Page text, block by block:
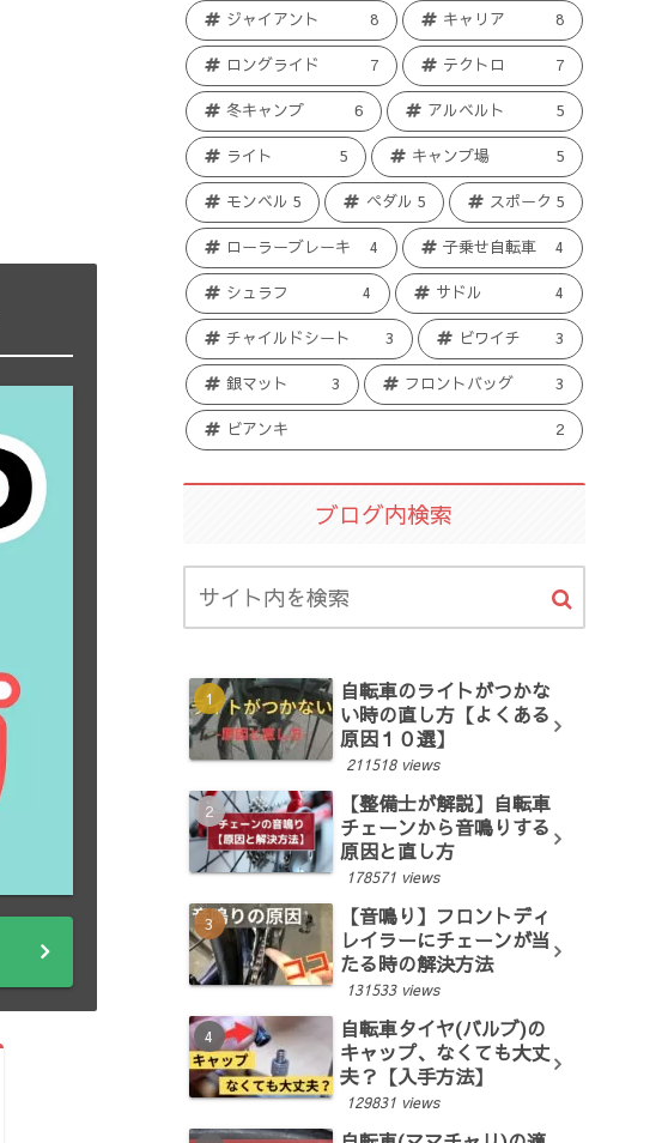
ジャイアント 8 キャリア 8
ロングライド 7 テクトロ 7
冬キャンプ 6 アルベルト 5
ライト 5 キャンプ場 5
モンベル 5 ペダル 5 スポーク 5
ローラーブレーキ 4 子乗せ自転車 4
シュラフ 4 サドル 4
チャイルドシート 3 ビワイチ 3
銀マット 3 フロントバッグ 3
ビアンキ 2
ブログ内検索
自転車のライトがつかな
い時の直し方【よくある
原因１０選】
211518 views
【整備士が解説】自転車
チェーンから音鳴りする
原因と直し方
178571 views
【音鳴り】フロントディ
レイラーにチェーンが当
たる時の解決方法
131533 views
自転車タイヤ(バルブ)の
キャップ、なくても大丈
夫？【入手方法】
129831 views